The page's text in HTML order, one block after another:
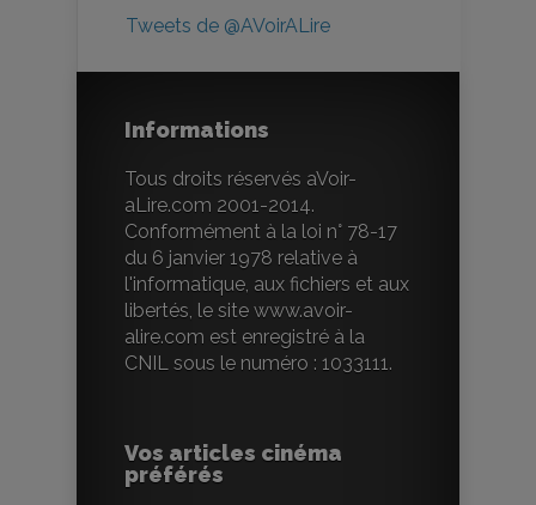
Tweets de @AVoirALire
Informations
Tous droits réservés aVoir-
aLire.com 2001-2014.
Conformément à la loi n° 78-17
du 6 janvier 1978 relative à
l'informatique, aux fichiers et aux
libertés, le site www.avoir-
alire.com est enregistré à la
CNIL sous le numéro : 1033111.
Vos articles cinéma
préférés